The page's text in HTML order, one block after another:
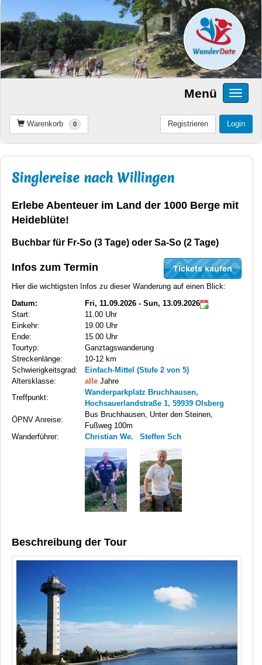
Menü
Warenkorb 0 Login
Registrieren
Singlereise nach Willingen
Erlebe Abenteuer im Land der 1000 Berge mit
Heideblüte!
Buchbar für Fr-So (3 Tage) oder Sa-So (2 Tage)
Infos zum Termin
Hier die wichtigsten Infos zu dieser Wanderung auf einen Blick:
Datum:
Fri, 11.09.2026 - Sun, 13.09.2026
Start:
11.00 Uhr
Einkehr:
19.00 Uhr
Ende:
15.00 Uhr
Tourtyp:
Ganztagswanderung
Streckenlänge:
10-12 km
Schwierigkeitsgrad:
Einfach-Mittel (Stufe 2 von 5)
Altersklasse:
alle Jahre
Treffpunkt:
Wanderparkplatz Bruchhausen,
Hochsauerlandstraße 1, 59939 Olsberg
ÖPNV Anreise:
Bus Bruchhausen, Unter den Steinen,
Fußweg 100m
Wanderführer:
Christian We. Steffen Sch
Beschreibung der Tour